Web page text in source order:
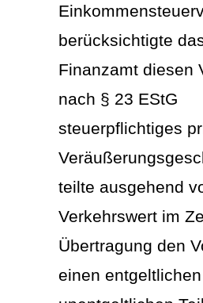
berücksichtigte
Finanzamt diesen
nach § 23 EStG
steuerpflichtiges
teilte ausgehend
Verkehrswert im
Übertragung den
einen